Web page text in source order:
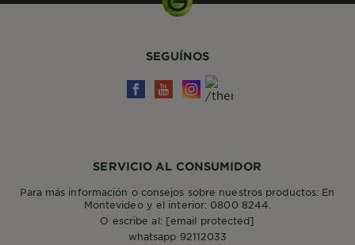
SERVICIO AL CONSUMIDOR
Para más información o consejos sobre nuestros productos: En
Montevideo y el interior: 0800 8244.
O escribe al: [email protected]
whatsapp 92112033
SEGUÍNOS